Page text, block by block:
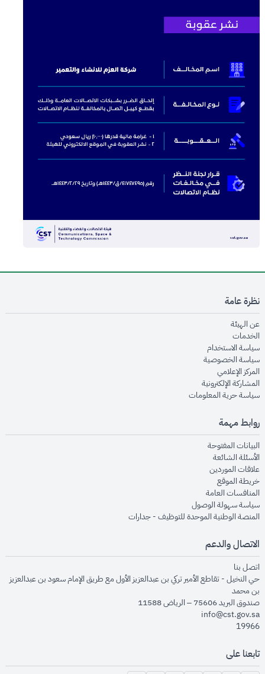
نظرة عامة
عن الهيئةopens in new window
الخدماتopens in new window
سياسة الاستخدام
سياسة الخصوصيةopens in new window
المركز الإعلاميopens in new window
المشاركة الإلكترونيةopens in new window
سياسة حرية المعلوماتopens in new window
روابط مهمة
البيانات المفتوحةopens in new window
الأسئلة الشائعةopens in new window
علاقات الموردينopens in new window
خريطة الموقعopens in new window
المنافسات العامةopens in new window
سياسة سهولة الوصولopens in new window
المنصة الوطنية الموحدة للتوظيف - جداراتopens in new window
الاتصال والدعم
اتصل بنا
حي النخيل - تقاطع الأمير تركي بن عبدالعزيز الأول مع طريق الإمام سعود بن عبدالعزيز
بن محمد
صندوق البريد 75606 – الرياض 11588
info@cst.gov.sa
19966
تابعنا على